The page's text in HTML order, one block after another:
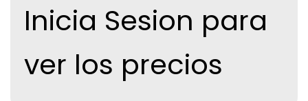
Inicia Sesion para
ver los precios